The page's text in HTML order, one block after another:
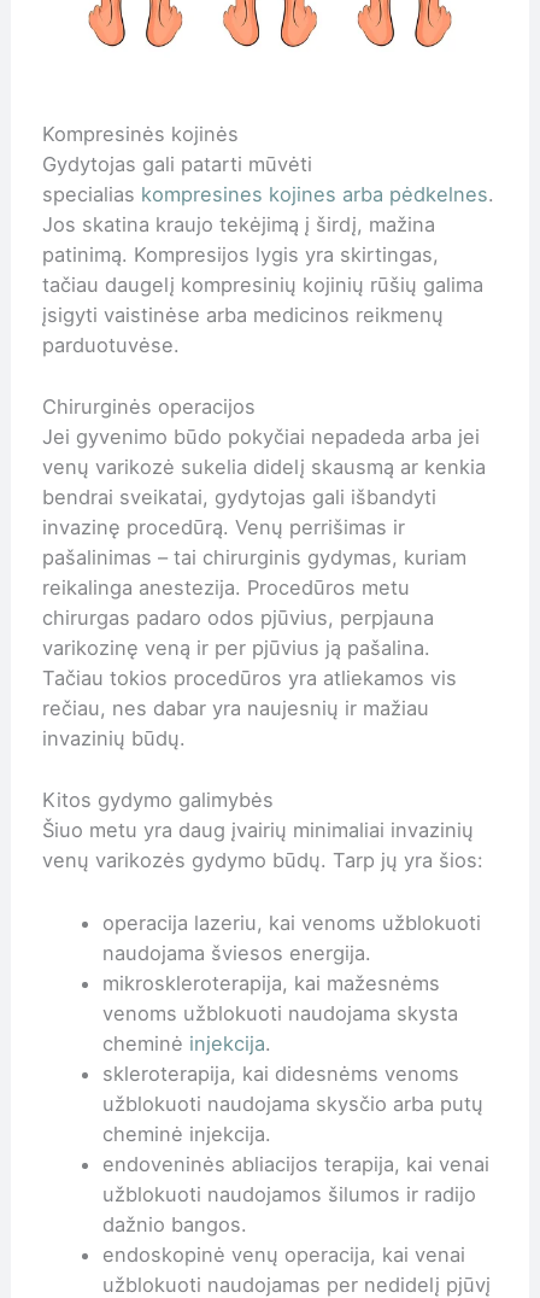
Kompresinės kojinės
Gydytojas gali patarti mūvėti
specialias kompresines kojines arba pėdkelnes.
Jos skatina kraujo tekėjimą į širdį, mažina
patinimą. Kompresijos lygis yra skirtingas,
tačiau daugelį kompresinių kojinių rūšių galima
įsigyti vaistinėse arba medicinos reikmenų
parduotuvėse.
Chirurginės operacijos
Jei gyvenimo būdo pokyčiai nepadeda arba jei
venų varikozė sukelia didelį skausmą ar kenkia
bendrai sveikatai, gydytojas gali išbandyti
invazinę procedūrą. Venų perrišimas ir
pašalinimas – tai chirurginis gydymas, kuriam
reikalinga anestezija. Procedūros metu
chirurgas padaro odos pjūvius, perpjauna
varikozinę veną ir per pjūvius ją pašalina.
Tačiau tokios procedūros yra atliekamos vis
rečiau, nes dabar yra naujesnių ir mažiau
invazinių būdų.
Kitos gydymo galimybės
Šiuo metu yra daug įvairių minimaliai invazinių
venų varikozės gydymo būdų. Tarp jų yra šios:
operacija lazeriu, kai venoms užblokuoti
naudojama šviesos energija.
mikroskleroterapija, kai mažesnėms
venoms užblokuoti naudojama skysta
cheminė injekcija.
skleroterapija, kai didesnėms venoms
užblokuoti naudojama skysčio arba putų
cheminė injekcija.
endoveninės abliacijos terapija, kai venai
užblokuoti naudojamos šilumos ir radijo
dažnio bangos.
endoskopinė venų operacija, kai venai
užblokuoti naudojamas per nedidelį pjūvį